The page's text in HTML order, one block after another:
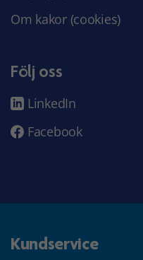
Om kakor (cookies)
Följ oss
LinkedIn
Facebook
Kundservice